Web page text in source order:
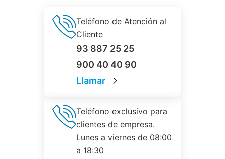
Teléfono de Atención al
Cliente
93 887 25 25
900 40 40 90
Llamar
Teléfono exclusivo para
clientes de empresa.
Lunes a viernes de 08:00
a 18:30